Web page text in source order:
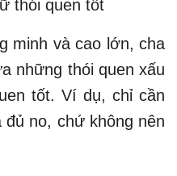
thói quen tốt
minh và cao lớn, cha
những thói quen xấu
tốt. Ví dụ, chỉ cần
no, chứ không nên